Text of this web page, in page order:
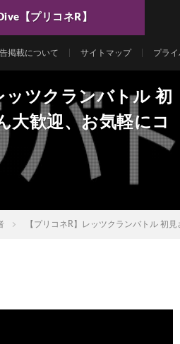
【プリコネR】
掲載について サイトマップ プラ
ッツクランバトル 初
大歓迎、お気軽にコ
【プリコネR】レッツクランバトル 初